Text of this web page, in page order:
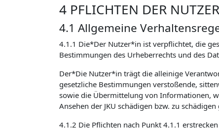
4 PFLICHTEN DER
4.1 Allgemeine
4.1.1 Die*Der Nutzer*in ist verpflichtet, die
Bestimmungen des Urheberrechts und des
Der*Die Nutzer*in trägt die alleinige
gesetzliche Bestimmungen verstoßende,
sowie die Übermittelung von Informationen,
Ansehen der JKU schädigen bzw. zu
4.1.2 Die Pflichten nach Punkt 4.1.1